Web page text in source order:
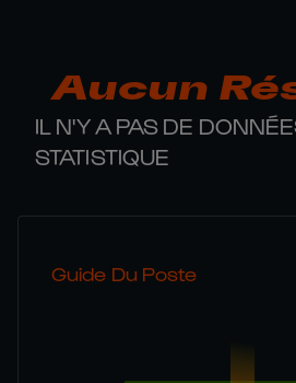
Aucun
IL N'Y A PAS DE
STATISTIQUE
Guide Du Poste